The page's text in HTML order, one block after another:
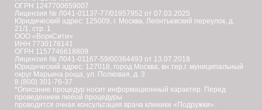
ОГРН 1247700659007
Лицензия № Л041-01137-77/01957952 от 07.03.2025
Юридический адрес: 125009, г. Москва, Леонтьевский переулок, д.
21/1, стр. 1
ООО «ВоркСити»
ИНН 7730178141
ОГРН 1157746618809
Лицензия № Л041-01167-59/00364493 от 13.07.2018
Юридический адрес: 127018, город Москва, вн.тер.г. муниципальный
округ Марьина роща, ул. Полковая, д. 3
8 (800) 301-76-37
*Описание процедур носит информационный характер. Перед
проведением любой процедуры
проводится очная консультация врача клиники «Подружки».